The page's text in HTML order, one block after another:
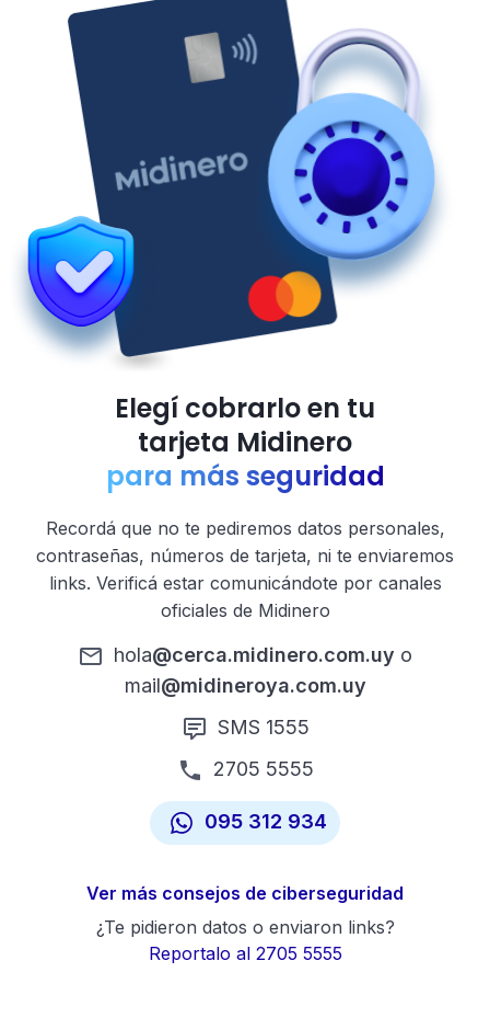
Elegí cobrarlo en tu
tarjeta Midinero
para más seguridad
Recordá que no te pediremos datos personales,
contraseñas, números de tarjeta, ni te enviaremos
links. Verificá estar comunicándote por canales
oficiales de Midinero
hola@cerca.midinero.com.uy o
mail@midineroya.com.uy
SMS 1555
2705 5555
095 312 934
Ver más consejos de ciberseguridad
¿Te pidieron datos o enviaron links?
Reportalo al 2705 5555